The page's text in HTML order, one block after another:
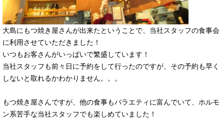
大島にもつ焼き屋さんが出来たということで、当社スタッフの食事会
に利用させていただきました！
いつもお客さんがいっぱいで繁盛しています！
当社スタッフも前々日に予約をして行ったのですが、その予約も早く
しないと取れるかわかりません。。。
もつ焼き屋さんですが、他の食事もバラエティに富んでいて、ホルモ
ン系苦手な当社スタッフでも楽しめていました！